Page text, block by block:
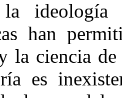
la
han
la ciencia
es